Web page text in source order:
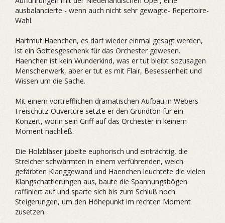
ausbalancierte - wenn auch nicht sehr gewagte- Repertoire-
Wahl.
Hartmut Haenchen, es darf wieder einmal gesagt werden,
ist ein Gottesgeschenk für das Orchester gewesen.
Haenchen ist kein Wunderkind, was er tut bleibt sozusagen
Menschenwerk, aber er tut es mit Flair, Besessenheit und
Wissen um die Sache.
Mit einem vortrefflichen dramatischen Aufbau in Webers
Freischütz-Ouvertüre setzte er den Grundton für ein
Konzert, worin sein Griff auf das Orchester in keinem
Moment nachließ.
Die Holzbläser jubelte euphorisch und einträchtig, die
Streicher schwärmten in einem verführenden, weich
gefärbten Klanggewand und Haenchen leuchtete die vielen
Klangschattierungen aus, baute die Spannungsbögen
raffiniert auf und sparte sich bis zum Schluß noch
Steigerungen, um den Höhepunkt im rechten Moment
zusetzen.